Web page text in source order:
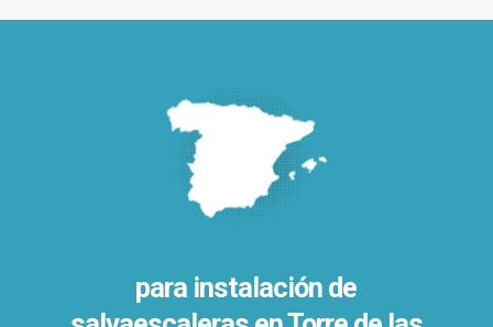
para instalación de